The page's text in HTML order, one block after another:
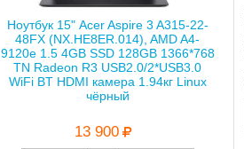
Ноутбук 15" Acer Aspire 3 A315-22-
48FX (NX.HE8ER.014), AMD A4-
9120e 1.5 4GB SSD 128GB 1366*768
TN Radeon R3 USB2.0/2*USB3.0
WiFi BT HDMI камера 1.94кг Linux
чёрный
13 900